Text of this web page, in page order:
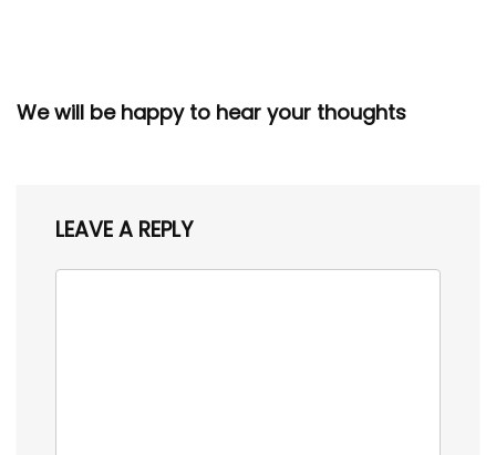
We will be happy to hear your thoughts
LEAVE A REPLY